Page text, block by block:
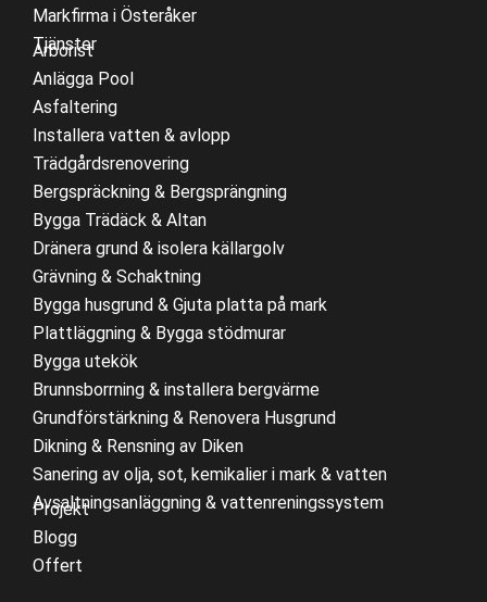
Markfirma i Österåker
Tjänster
Arborist
Anlägga Pool
Asfaltering
Installera vatten & avlopp
Trädgårdsrenovering
Bergspräckning & Bergsprängning
Bygga Trädäck & Altan
Dränera grund & isolera källargolv
Grävning & Schaktning
Bygga husgrund & Gjuta platta på mark
Plattläggning & Bygga stödmurar
Bygga utekök
Brunnsborrning & installera bergvärme
Grundförstärkning & Renovera Husgrund
Dikning & Rensning av Diken
Sanering av olja, sot, kemikalier i mark & vatten
Avsaltningsanläggning & vattenreningssystem
Projekt
Blogg
Offert